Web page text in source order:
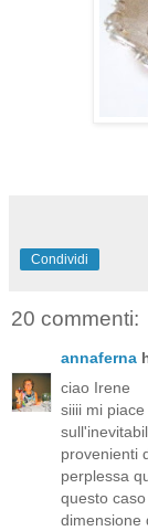
Condividi
20 commenti:
annaferna
ciao Irene
siiii mi
provenienti
perplessa
questo
dimensione